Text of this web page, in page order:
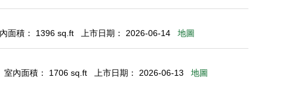
面積： 1396 sq.ft 上市日期： 2026-06-14 地圖
室內面積： 1706 sq.ft 上市日期： 2026-06-13 地圖